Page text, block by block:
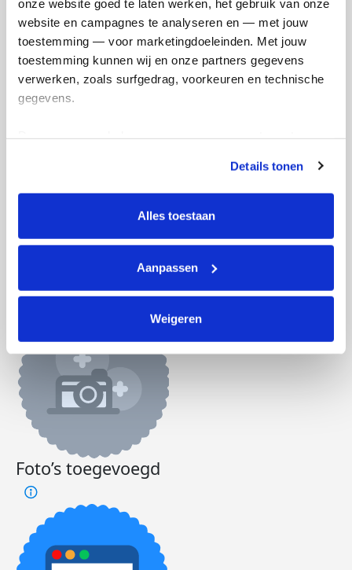
onze website goed te laten werken, het gebruik van onze
website en campagnes te analyseren en — met jouw
toestemming — voor marketingdoeleinden. Met jouw
toestemming kunnen wij en onze partners gegevens
verwerken, zoals surfgedrag, voorkeuren en technische
gegevens.
tonen. Je kunt je toestemming op elk moment wijzigen of
intrekken via Cookie instellingen onderaan de pagina. De
lijst met cookies is te vinden in het tabblad “details”.
Details tonen
Alles toestaan
Aanpassen
Weigeren
en betaal €0.75 extra.
Doneer nu
Opgehaald Streefbedrag
€500
Badges
Foto’s toegevoegd